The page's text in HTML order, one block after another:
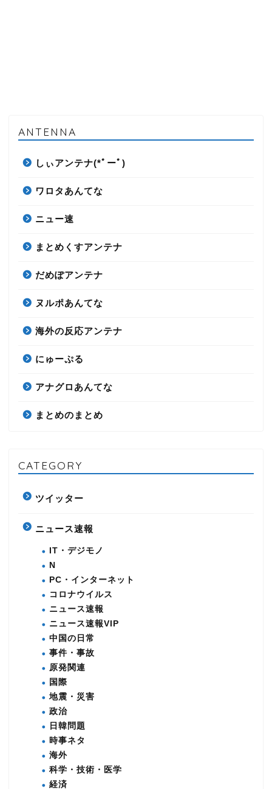
ANTENNA
しぃアンテナ(*ﾟーﾟ)
ワロタあんてな
ニュー速
まとめくすアンテナ
だめぽアンテナ
ヌルポあんてな
海外の反応アンテナ
にゅーぷる
アナグロあんてな
まとめのまとめ
CATEGORY
ツイッター
ニュース速報
IT・デジモノ
N
PC・インターネット
コロナウイルス
ニュース速報
ニュース速報VIP
中国の日常
事件・事故
原発関連
国際
地震・災害
政治
日韓問題
時事ネタ
海外
科学・技術・医学
経済